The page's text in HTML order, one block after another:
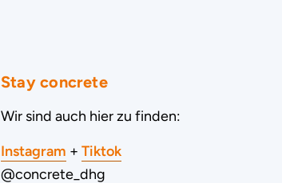
Stay concrete
Wir sind auch hier zu finden:
Instagram + Tiktok
@concrete_dhg